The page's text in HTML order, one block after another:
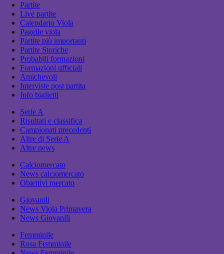
Partite
Live partite
Calendario Viola
Pagelle viola
Partite più importanti
Partite Storiche
Probabili formazioni
Formazioni ufficiali
Amichevoli
Interviste post partita
Info biglietti
Serie A
Risultati e classifica
Campionati precedenti
Altre di Serie A
Altre news
Calciomercato
News calciomercato
Obiettivi mercato
Giovanili
News Viola Primavera
News Giovanili
Femminile
Rosa Femminile